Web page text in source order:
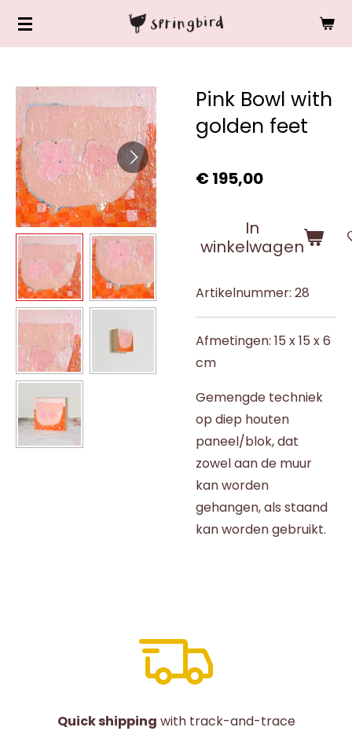
Ga
de
hoofdinhoud
Pink Bowl with
golden feet
€ 195,00
In
winkelwagen
Artikelnummer: 28
Afmetingen: 15 x 15 x 6
cm
Gemengde techniek
op diep houten
paneel/blok, dat
zowel aan de muur
kan worden
gehangen, als staand
kan worden gebruikt.
Quick shipping with track-and-trace